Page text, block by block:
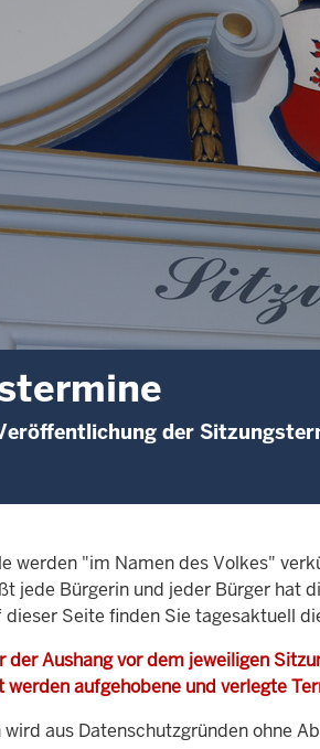
der
werden "im Namen des Volkes"
jede Bürgerin und jeder Bürger hat
dieser Seite finden Sie tagesaktuell
der Aushang vor dem jeweiligen
werden aufgehobene und verlegte
aus Datenschutzgründen ohne